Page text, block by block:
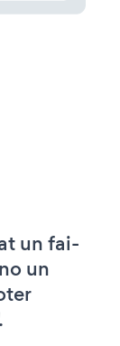
un fai-
un